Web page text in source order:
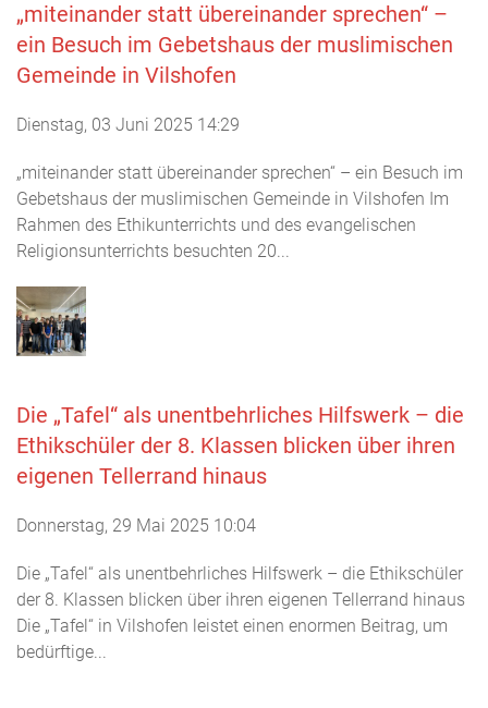
„miteinander statt übereinander sprechen“ –
ein Besuch im Gebetshaus der muslimischen
Gemeinde in Vilshofen
Dienstag, 03 Juni 2025 14:29
„miteinander statt übereinander sprechen“ – ein Besuch im
Gebetshaus der muslimischen Gemeinde in Vilshofen Im
Rahmen des Ethikunterrichts und des evangelischen
Religionsunterrichts besuchten 20...
Die „Tafel“ als unentbehrliches Hilfswerk – die
Ethikschüler der 8. Klassen blicken über ihren
eigenen Tellerrand hinaus
Donnerstag, 29 Mai 2025 10:04
Die „Tafel“ als unentbehrliches Hilfswerk – die Ethikschüler
der 8. Klassen blicken über ihren eigenen Tellerrand hinaus
Die „Tafel“ in Vilshofen leistet einen enormen Beitrag, um
bedürftige...